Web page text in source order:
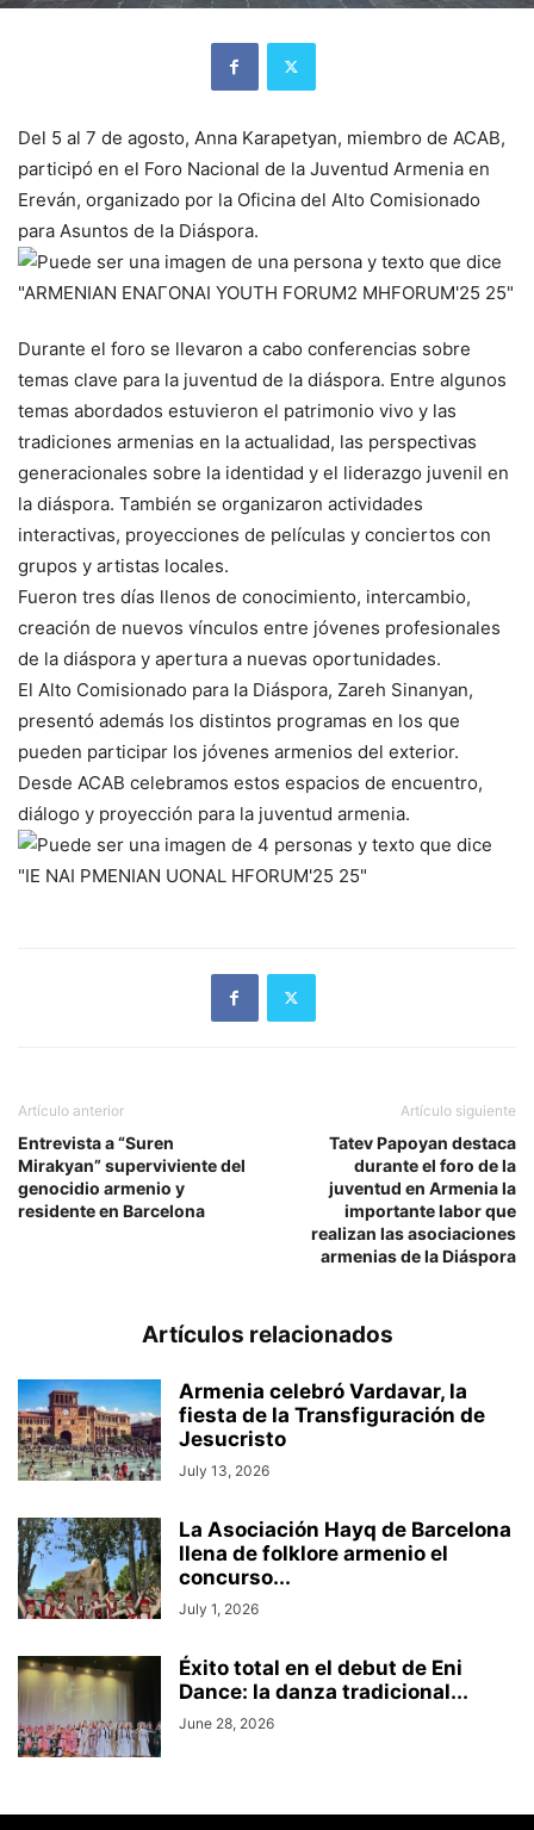
Del 5 al 7 de agosto, Anna Karapetyan, miembro de ACAB,
participó en el Foro Nacional de la Juventud Armenia en
Ereván, organizado por la Oficina del Alto Comisionado
para Asuntos de la Diáspora.
Durante el foro se llevaron a cabo conferencias sobre
temas clave para la juventud de la diáspora. Entre algunos
temas abordados estuvieron el patrimonio vivo y las
tradiciones armenias en la actualidad, las perspectivas
generacionales sobre la identidad y el liderazgo juvenil en
la diáspora. También se organizaron actividades
interactivas, proyecciones de películas y conciertos con
grupos y artistas locales.
Fueron tres días llenos de conocimiento, intercambio,
creación de nuevos vínculos entre jóvenes profesionales
de la diáspora y apertura a nuevas oportunidades.
El Alto Comisionado para la Diáspora, Zareh Sinanyan,
presentó además los distintos programas en los que
pueden participar los jóvenes armenios del exterior.
Desde ACAB celebramos estos espacios de encuentro,
diálogo y proyección para la juventud armenia.
Artículo anterior
Entrevista a “Suren
Mirakyan” superviviente del
genocidio armenio y
residente en Barcelona
Artículo siguiente
Tatev Papoyan destaca
durante el foro de la
juventud en Armenia la
importante labor que
realizan las asociaciones
armenias de la Diáspora
Artículos relacionados
Armenia celebró Vardavar, la
fiesta de la Transfiguración de
Jesucristo
July 13, 2026
La Asociación Hayq de Barcelona
llena de folklore armenio el
concurso...
July 1, 2026
Éxito total en el debut de Eni
Dance: la danza tradicional...
June 28, 2026